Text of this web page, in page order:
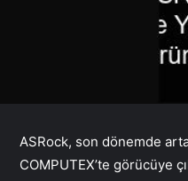
ASRock, son dönemde
COMPUTEX’te görücüye